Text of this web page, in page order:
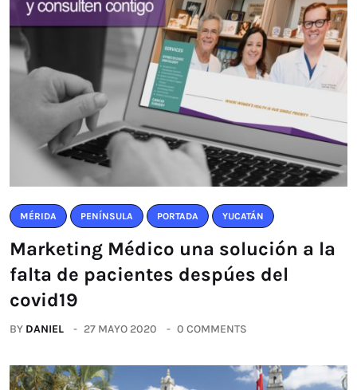
MÉRIDA PENÍNSULA PORTADA YUCATÁN
Marketing Médico una solución a la
falta de pacientes despúes del
covid19
BY DANIEL 27 MAYO 2020 0 COMMENTS